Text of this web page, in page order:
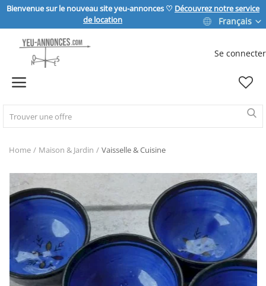
Bienvenue sur le nouveau site yeu-annonces ♡ Découvrez notre service
de location
Français
Se connecter
Home
IMMOBILIER
MAISON & JARDIN
SPORT & LOISIRS
VÉHICULE
Home Maison & Jardin Vaisselle & Cuisine